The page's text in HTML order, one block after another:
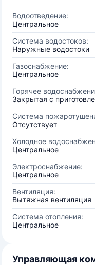
Водоотведение:
Центральное
Система водостоков:
Наружные водостоки
Газоснабжение:
Центральное
Горячее
Закрытая с
Система
Отсутствует
Холодное
Центральное
Электроснабжение:
Центральное
Вентиляция:
Вытяжная вентиляция
Система отопления:
Центральное
Управляющая